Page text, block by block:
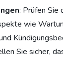
: Prüfen Sie
wie
Sie sicher,